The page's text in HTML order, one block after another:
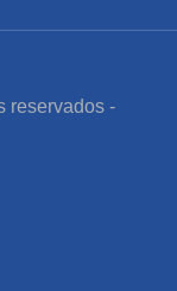
reservados -